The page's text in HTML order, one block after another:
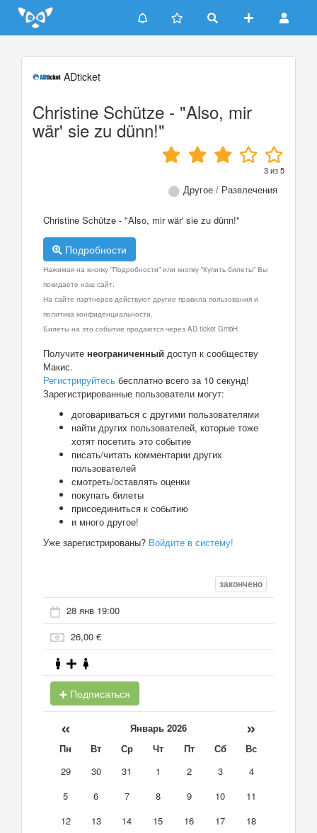
Update cookies preferences
ADticket
Christine Schütze - "Also, mir
wär' sie zu dünn!"
3из5
Другое / Развлечения
Christine Schütze - "Also, mir wär' sie zu dünn!"
Подробности
Нажимая на кнопку "Подробности" или кнопку "Купить билеты" Вы
покидаете наш сайт.
На сайте партнеров действуют другие правила пользования и
политика конфиденциальности.
Билеты на это событие продаются через AD ticket GmbH.
Получите неограниченный доступ к сообществу
Макис.
Регистрируйтесь бесплатно всего за 10 секунд!
Зарегистрированные пользователи могут:
договариваться с другими пользователями
найти других пользователей, которые тоже
хотят посетить это событие
писать/читать комментарии других
пользователей
смотреть/оставлять оценки
покупать билеты
присоединиться к событию
и много другое!
Уже зарегистрированы? Войдите в систему!
закончено
28 янв 19:00
26,00 €
Подписаться
« Январь 2026 »
Пн Вт Ср Чт Пт Сб
Вс
29
30 31 1 2 3
4
5
6 7 8 9 10
11
12
13 14 15 16 17
18